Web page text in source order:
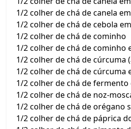
1/2 colher de chá de canela
1/2 colher de chá de cebola
1/2 colher de chá de cominho
1/2 colher de chá de cominho
1/2 colher de chá de cúrcuma
1/2 colher de chá de cúrcuma
1/2 colher de chá de fermento
1/2 colher de chá de noz-
1/2 colher de chá de orégano
1/2 colher de chá de páprica